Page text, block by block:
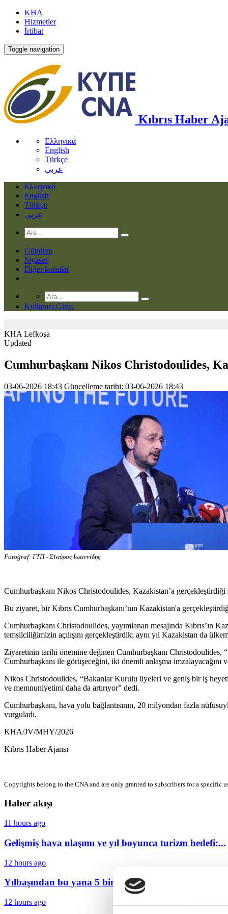
KHA
Hizmetler
İrtibat
Toggle navigation
Kıbrıs Haber
Ελληνικά
English
Türkçe
عربي
Ελληνικά
English
Türkçe
عربي
Gündem
Siyaset
Diğer konular
Kullanıcı Girişi
KHA Lefkoşa
Updated
Cumhurbaşkanı Nikos Christodoulides,
03-06-2026 18:43 Güncelleme tarihi: 03-06-2026 18:43
Fotoğraf: ΓΤΠ - Σταύρος Ιωαννίδης
Cumhurbaşkanı Nikos Christodoulides, Kazakistan’a
Bu ziyaret, bir Kıbrıs Cumhurbaşkanı’nın Kazakistan'a
Cumhurbaşkanı Christodoulides, yayımlanan mesajında
temsilciliğimizin açılışını gerçekleştirdik; aynı yıl Kazakistan da
Ziyaretinin tarihi önemine değinen Cumhurbaşkanı Christodoulides,
Cumhurbaşkanı ile görüşeceğini, iki önemli anlaşma imzalayacağını
Nikos Christodoulides, “Bakanlar Kurulu üyeleri ve geniş bir iş
ve memnuniyetimi daha da artırıyor” dedi.
Cumhurbaşkanı, hava yolu bağlantısının, 20 milyondan fazla
vurguladı.
KHA/JV/MHY/2026
Kıbrıs Haber Ajansı
Copyrights belong to the CNA and are only granted to subscribers for a specific
Haber akışı
11 hours ago
Gelişmiş hava ulaşımı ve yıl boyunca turizm hedefi:...
12 hours ago
Yılbaşından bu yana 5 bin 288 düzensiz göçmen...
12 hours ago